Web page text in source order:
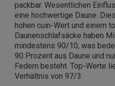
packbar. Wesentlichen
eine hochwertige Daune.
hohen cuin-Wert und einem
Daunenschlafsäcke haben
mindestens 90/10, was
90 Prozent aus Daune und
Federn besteht. Top-Werte
Verhältnis von 97/3.